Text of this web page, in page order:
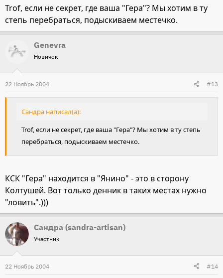
Trof, если не секрет, где ваша "Гера"? Мы хотим в ту
степь перебраться, подыскиваем местечко.
Genevra
Новичок
22 Ноябрь 2004 #13
Сандра написал(а):
Trof, если не секрет, где ваша "Гера"? Мы хотим в ту степь
перебраться, подыскиваем местечко.
КСК "Гера" находится в "Янино" - это в сторону
Колтушей. Вот только денник в таких местах нужно
"ловить".)))
Сандра (sandra-artisan)
Участник
22 Ноябрь 2004 #14